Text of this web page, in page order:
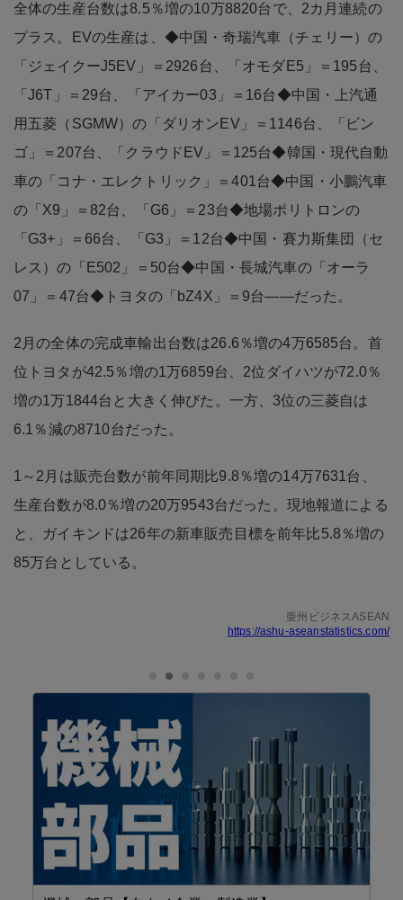
全体の生産台数は8.5％増の10万8820台で、2カ月連続の
プラス。EVの生産は、◆中国・奇瑞汽車（チェリー）の
「ジェイクーJ5EV」＝2926台、「オモダE5」＝195台、
「J6T」＝29台、「アイカー03」＝16台◆中国・上汽通
用五菱（SGMW）の「ダリオンEV」＝1146台、「ビン
ゴ」＝207台、「クラウドEV」＝125台◆韓国・現代自動
車の「コナ・エレクトリック」＝401台◆中国・小鵬汽車
の「X9」＝82台、「G6」＝23台◆地場ポリトロンの
「G3+」＝66台、「G3」＝12台◆中国・賽力斯集団（セ
レス）の「E502」＝50台◆中国・長城汽車の「オーラ
07」＝47台◆トヨタの「bZ4X」＝9台――だった。
2月の全体の完成車輸出台数は26.6％増の4万6585台。首
位トヨタが42.5％増の1万6859台、2位ダイハツが72.0％
増の1万1844台と大きく伸びた。一方、3位の三菱自は
6.1％減の8710台だった。
1～2月は販売台数が前年同期比9.8％増の14万7631台、
生産台数が8.0％増の20万9543台だった。現地報道による
と、ガイキンドは26年の新車販売目標を前年比5.8％増の
85万台としている。
亜州ビジネスASEAN
https://ashu-aseanstatistics.com/